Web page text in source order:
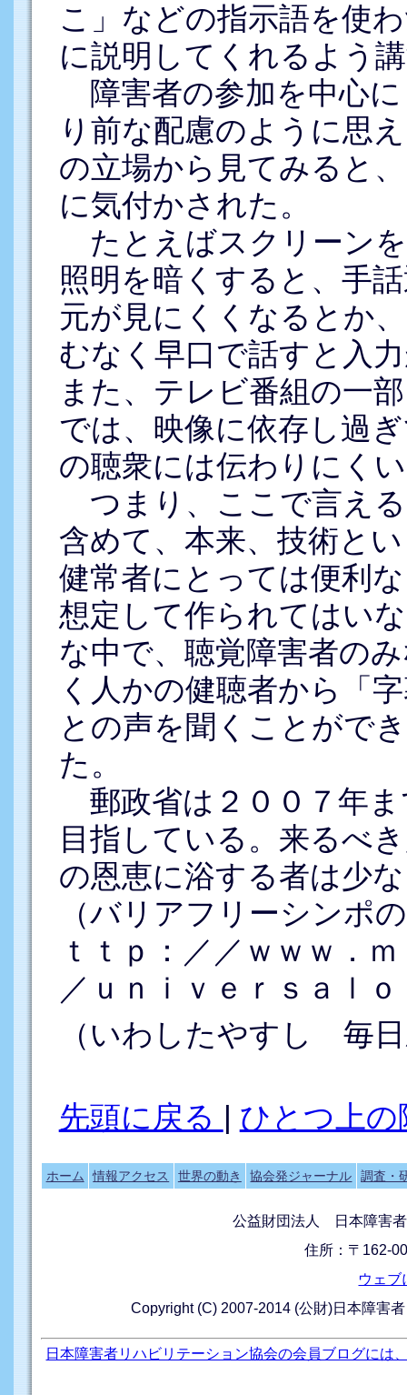
こ」などの指示語を使
に説明してくれるよう
障害者の参加を中心
り前な配慮のように思
の立場から見てみると
に気付かされた。
たとえばスクリーン
照明を暗くすると、手
元が見にくくなるとか
むなく早口で話すと入
また、テレビ番組の一
では、映像に依存し過
の聴衆には伝わりにく
つまり、ここで言え
含めて、本来、技術と
健常者にとっては便利
想定して作られてはい
な中で、聴覚障害者の
く人かの健聴者から「
との声を聞くことがで
た。
郵政省は２００７年
目指している。来るべ
の恩恵に浴する者は少
（バリアフリーシン
ｔｔｐ：／／ｗｗｗ．
／ｕｎｉｖｅｒｓａｌ
（いわしたやすし 毎
先頭に戻る ひとつ上の
ホーム 情報アクセス 世界の動き 協会発ジャーナル 調査・
公益財団法人 日本障害
住所：〒162-
ウェブ
Copyright (C) 2007-2014 (公財)日本障害
日本障害者リハビリテーション協会の会員ブログには